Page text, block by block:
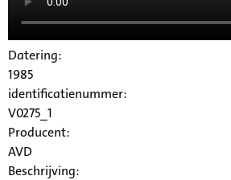
Datering:
1985
identificatienummer:
V0275_1
Producent:
AVD
Beschrijving: